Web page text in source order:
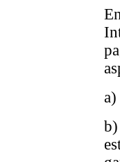
a)